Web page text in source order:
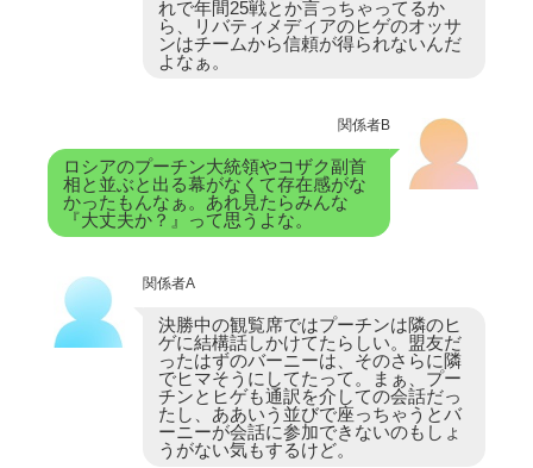
れで年間25戦とか言っちゃってるか
ら、リバティメディアのヒゲのオッサ
ンはチームから信頼が得られないんだ
よなぁ。
関係者B
ロシアのプーチン大統領やコザク副首
相と並ぶと出る幕がなくて存在感がな
かったもんなぁ。あれ見たらみんな
『大丈夫か？』って思うよな。
関係者A
決勝中の観覧席ではプーチンは隣のヒ
ゲに結構話しかけてたらしい。盟友だ
ったはずのバーニーは、そのさらに隣
でヒマそうにしてたって。まぁ、プー
チンとヒゲも通訳を介しての会話だっ
たし、ああいう並びで座っちゃうとバ
ーニーが会話に参加できないのもしょ
うがない気もするけど。